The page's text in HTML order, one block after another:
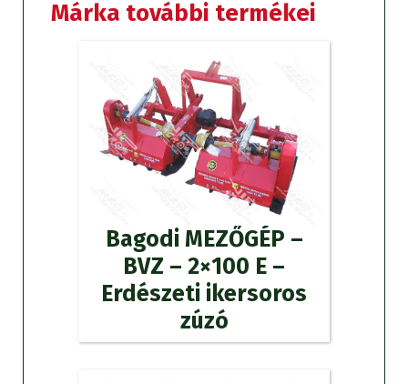
Márka további termékei
Bagodi MEZŐGÉP –
BVZ – 2×100 E –
Erdészeti ikersoros
zúzó